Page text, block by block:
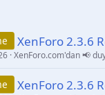
XenForo 2.3.6
XenForo.com'dan 📢
XenForo 2.3.6